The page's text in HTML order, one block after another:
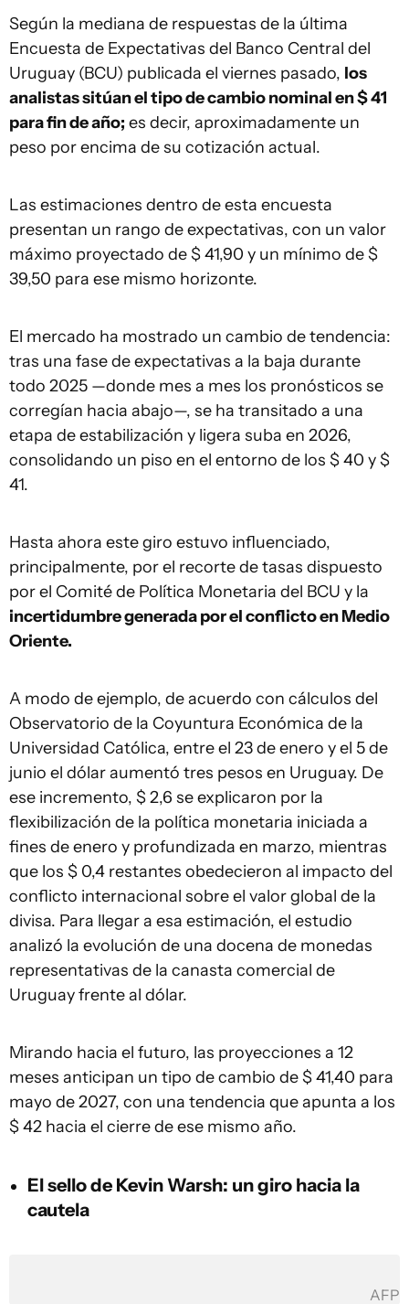
Según la mediana de respuestas de la última
Encuesta de Expectativas del Banco Central del
Uruguay (BCU) publicada el viernes pasado, los
analistas sitúan el tipo de cambio nominal en $ 41
para fin de año; es decir, aproximadamente un
peso por encima de su cotización actual.
Las estimaciones dentro de esta encuesta
presentan un rango de expectativas, con un valor
máximo proyectado de $ 41,90 y un mínimo de $
39,50 para ese mismo horizonte.
El mercado ha mostrado un cambio de tendencia:
tras una fase de expectativas a la baja durante
todo 2025 —donde mes a mes los pronósticos se
corregían hacia abajo—, se ha transitado a una
etapa de estabilización y ligera suba en 2026,
consolidando un piso en el entorno de los $ 40 y $
41.
Hasta ahora este giro estuvo influenciado,
principalmente, por el recorte de tasas dispuesto
por el Comité de Política Monetaria del BCU y la
incertidumbre generada por el conflicto en Medio
Oriente.
A modo de ejemplo, de acuerdo con cálculos del
Observatorio de la Coyuntura Económica de la
Universidad Católica, entre el 23 de enero y el 5 de
junio el dólar aumentó tres pesos en Uruguay. De
ese incremento, $ 2,6 se explicaron por la
flexibilización de la política monetaria iniciada a
fines de enero y profundizada en marzo, mientras
que los $ 0,4 restantes obedecieron al impacto del
conflicto internacional sobre el valor global de la
divisa. Para llegar a esa estimación, el estudio
analizó la evolución de una docena de monedas
representativas de la canasta comercial de
Uruguay frente al dólar.
Mirando hacia el futuro, las proyecciones a 12
meses anticipan un tipo de cambio de $ 41,40 para
mayo de 2027, con una tendencia que apunta a los
$ 42 hacia el cierre de ese mismo año.
El sello de Kevin Warsh: un giro hacia la
cautela
AFP